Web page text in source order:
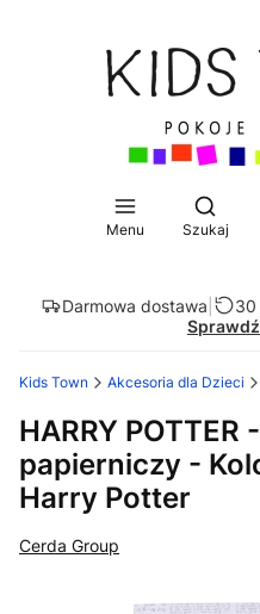
Menu Szukaj
Darmowa dostawa 30
Kids Town Akcesoria dla Dzieci
HARRY POTTER
papierniczy -
Harry Potter
Cerda Group